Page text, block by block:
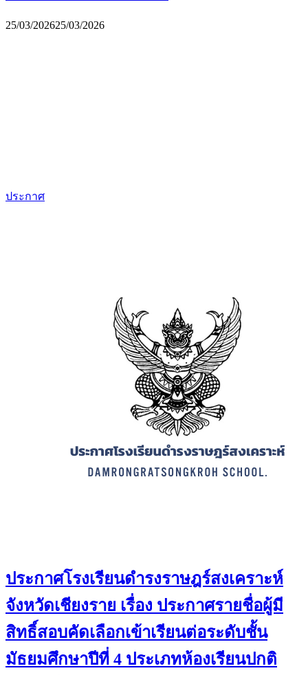
25/03/202625/03/2026
ประกาศ
ประกาศโรงเรียนดำรงราษฎร์สงเคราะห์
จังหวัดเชียงราย เรื่อง ประกาศรายชื่อผู้มี
สิทธิ์สอบคัดเลือกเข้าเรียนต่อระดับชั้น
มัธยมศึกษาปีที่ 4 ประเภทห้องเรียนปกติ